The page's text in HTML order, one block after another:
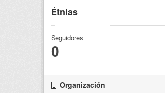
Étnias
Seguidores
0
Organización